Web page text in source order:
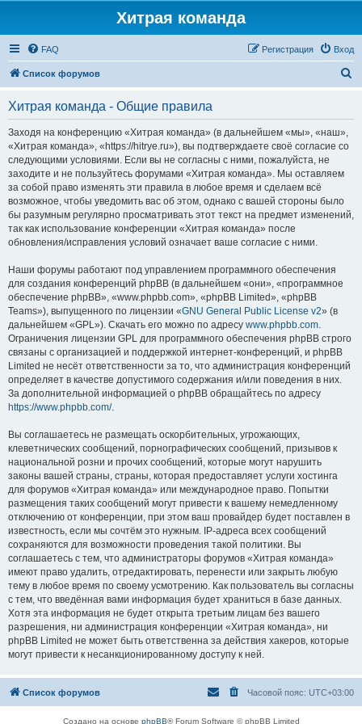
Хитрая команда
FAQ Вход
Регистрация
Список форумов
Хитрая команда - Общие правила
Заходя на конференцию «Хитрая команда» (в дальнейшем «мы», «наш»,
«Хитрая команда», «https://hitrye.ru»), вы подтверждаете своё согласие со
следующими условиями. Если вы не согласны с ними, пожалуйста, не
заходите и не пользуйтесь форумами «Хитрая команда». Мы оставляем
за собой право изменять эти правила в любое время и сделаем всё
возможное, чтобы уведомить вас об этом, однако с вашей стороны было
бы разумным регулярно просматривать этот текст на предмет изменений,
так как использование конференции «Хитрая команда» после
обновления/исправления условий означает ваше согласие с ними.
Наши форумы работают под управлением программного обеспечения
для создания конференций phpBB (в дальнейшем «они», «программное
обеспечение phpBB», «www.phpbb.com», «phpBB Limited», «phpBB
Teams»), выпущенного по лицензии «GNU General Public License v2» (в
дальнейшем «GPL»). Скачать его можно по адресу www.phpbb.com.
Ограничения лицензии GPL для программного обеспечения phpBB строго
связаны с организацией и поддержкой интернет-конференций, и phpBB
Limited не несёт ответственности за то, что администрация конференций
определяет в качестве допустимого содержания и/или поведения в них.
За дополнительной информацией о phpBB обращайтесь по адресу
https://www.phpbb.com/.
Вы соглашаетесь не размещать оскорбительных, угрожающих,
клеветнических сообщений, порнографических сообщений, призывов к
национальной розни и прочих сообщений, которые могут нарушить
законы вашей страны, страны, которая предоставляет услуги хостинга
для форумов «Хитрая команда» или международное право. Попытки
размещения таких сообщений могут привести к вашему немедленному
отключению от конференции, при этом ваш провайдер будет поставлен в
известность, если мы сочтём это нужным. IP-адреса всех сообщений
сохраняются для возможности проведения такой политики. Вы
соглашаетесь с тем, что администраторы форумов «Хитрая команда»
имеют право удалить, отредактировать, перенести или закрыть любую
тему в любое время по своему усмотрению. Как пользователь вы согласны
с тем, что введённая вами информация будет храниться в базе данных.
Хотя эта информация не будет открыта третьим лицам без вашего
разрешения, ни администрация конференции «Хитрая команда», ни
phpBB Limited не может быть ответственна за действия хакеров, которые
могут привести к несанкционированному доступу к ней.
Список форумов Часовой пояс: UTC+03:00
Создано на основе phpBB® Forum Software © phpBB Limited